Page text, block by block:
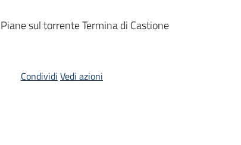
sul torrente Termina di Castione
Condividi Vedi azioni